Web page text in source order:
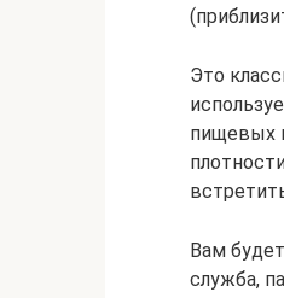
Это
пищевых
Вам
служба,